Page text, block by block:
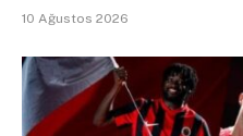
10 Ağustos 2026